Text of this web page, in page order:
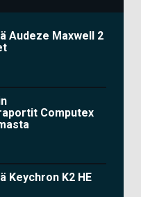
Audeze Maxwell 2
Computex
Keychron K2 HE